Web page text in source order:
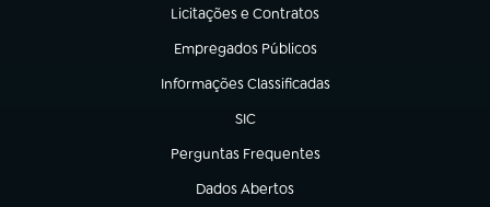
Licitações e Contratos
(abre em nova aba)
Empregados Públicos
(abre em nova aba)
Informações Classificadas
(abre em nova aba)
SIC
(abre em nova aba)
Perguntas Frequentes
(abre em nova aba)
Dados Abertos
(abre em nova aba)